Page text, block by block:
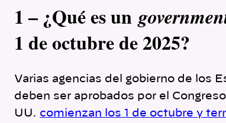
1 – ¿Qué es un
1 de octubre de 2025?
Varias agencias del gobierno de los
deben ser aprobados por el
UU. comienzan los 1 de octubre y